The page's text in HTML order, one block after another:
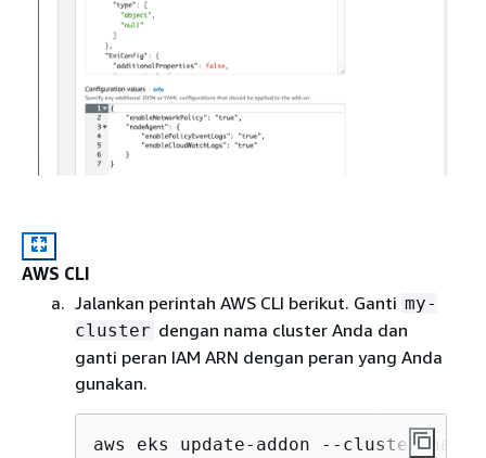
AWS CLI
Jalankan perintah AWS CLI berikut. Ganti my-
cluster dengan nama cluster Anda dan
ganti peran IAM ARN dengan peran yang Anda
gunakan.
aws eks update-addon --cluster-